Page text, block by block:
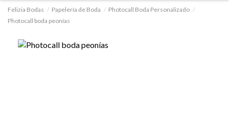
Felizia Bodas Papelería de Boda
Photocall Boda Personalizado
Photocall boda peonías